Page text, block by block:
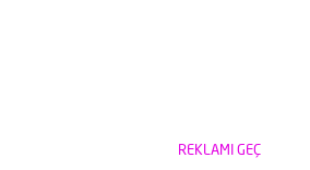
REKLAMI GEÇ